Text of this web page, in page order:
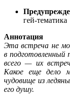
гей-тематика
Аннотация
Эта встреча не
в
всего — их
Какое еще дело
чудовище из
его душу.